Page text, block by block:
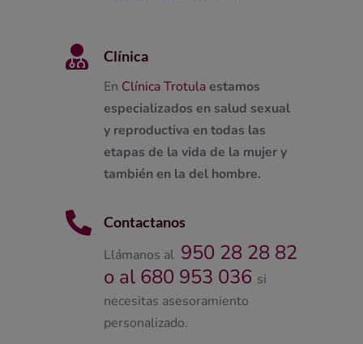

Clínica
En Clínica Trotulaestamos
especializados en salud sexual
y reproductiva en todas las
etapas de la vida de la mujer y
también en la del hombre.

Contactanos
Llámanos al 950 28 28 82
o al 680 953 036 si
necesitas asesoramiento
personalizado.